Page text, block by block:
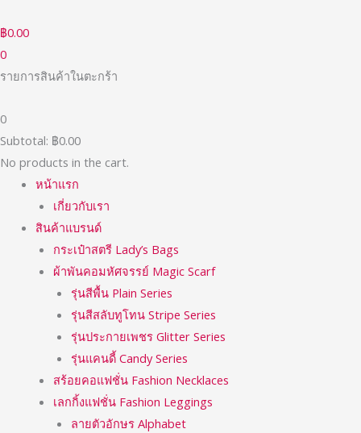
to
content
฿0.00
0
รายการสินค้าในตะกร้า
0
Subtotal: ฿0.00
No products in the cart.
หน้าแรก
เกี่ยวกับเรา
สินค้าแบรนด์
กระเป๋าสตรี Lady’s Bags
ผ้าพันคอมหัศจรรย์ Magic Scarf
รุ่นสีพื้น Plain Series
รุ่นสีสลับทูโทน Stripe Series
รุ่นประกายเพชร Glitter Series
รุ่นแคนดี้ Candy Series
สร้อยคอแฟชั่น Fashion Necklaces
เลกกิ้งแฟชั่น Fashion Leggings
ลายตัวอักษร Alphabet